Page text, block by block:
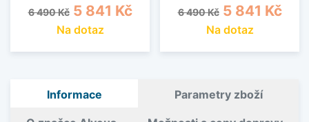
Běžná cena
6 490 Kč Cena
5 841 Kč
Na dotaz
Běžná cena
6 490 Kč Cena
5 841 Kč
Na dotaz
Informace Parametry zboží